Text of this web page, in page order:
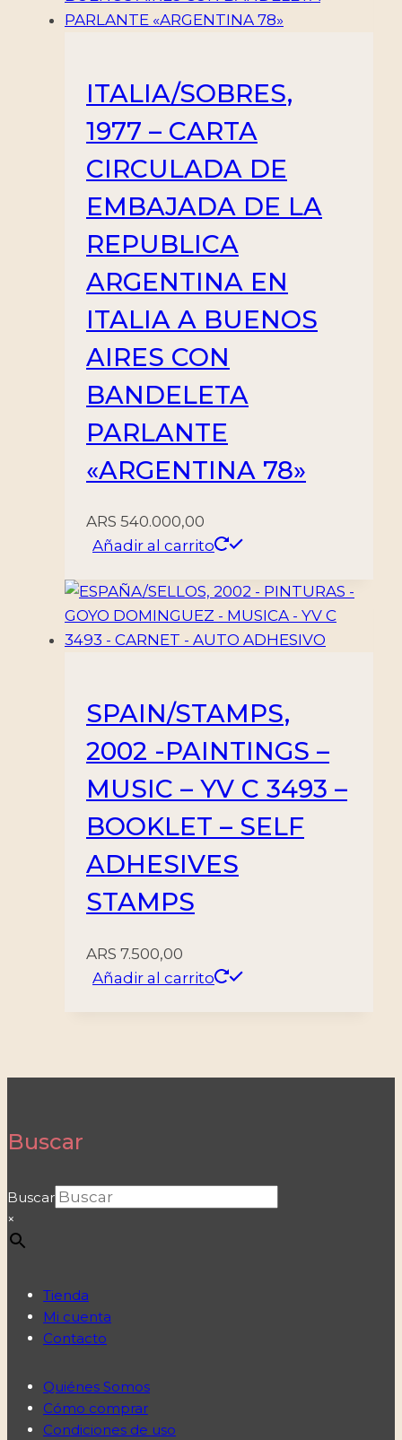
ITALIA/SOBRES,
1977 – CARTA
CIRCULADA DE
EMBAJADA DE LA
REPUBLICA
ARGENTINA EN
ITALIA A BUENOS
AIRES CON
BANDELETA
PARLANTE
«ARGENTINA 78»
ARS 540.000,00
Añadir al carrito
SPAIN/STAMPS,
2002 -PAINTINGS –
MUSIC – YV C 3493 –
BOOKLET – SELF
ADHESIVES
STAMPS
ARS 7.500,00
Añadir al carrito
Buscar
Buscar
×
Tienda
Mi cuenta
Contacto
Quiénes Somos
Cómo comprar
Condiciones de uso